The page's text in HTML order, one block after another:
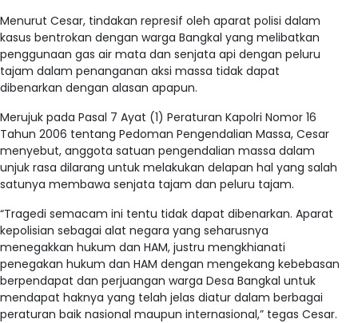
Menurut Cesar, tindakan represif oleh aparat polisi dalam
kasus bentrokan dengan warga Bangkal yang melibatkan
penggunaan gas air mata dan senjata api dengan peluru
tajam dalam penanganan aksi massa tidak dapat
dibenarkan dengan alasan apapun.
Merujuk pada Pasal 7 Ayat (1) Peraturan Kapolri Nomor 16
Tahun 2006 tentang Pedoman Pengendalian Massa, Cesar
menyebut, anggota satuan pengendalian massa dalam
unjuk rasa dilarang untuk melakukan delapan hal yang salah
satunya membawa senjata tajam dan peluru tajam.
“Tragedi semacam ini tentu tidak dapat dibenarkan. Aparat
kepolisian sebagai alat negara yang seharusnya
menegakkan hukum dan HAM, justru mengkhianati
penegakan hukum dan HAM dengan mengekang kebebasan
berpendapat dan perjuangan warga Desa Bangkal untuk
mendapat haknya yang telah jelas diatur dalam berbagai
peraturan baik nasional maupun internasional,” tegas Cesar.